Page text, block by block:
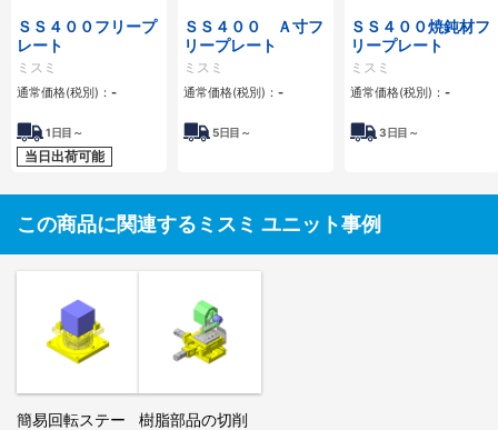
ＳＳ４００フリープ
レート
ミスミ
通常価格(税別)： -
1日目～
当日出荷可能
ＳＳ４００ Ａ寸フ
リープレート
ミスミ
通常価格(税別)： -
5日目～
ＳＳ４００焼鈍材フ
リープレート
ミスミ
通常価格(税別)： -
3日目～
この商品に関連するミスミ ユニット事例
簡易回転ステー
樹脂部品の切削